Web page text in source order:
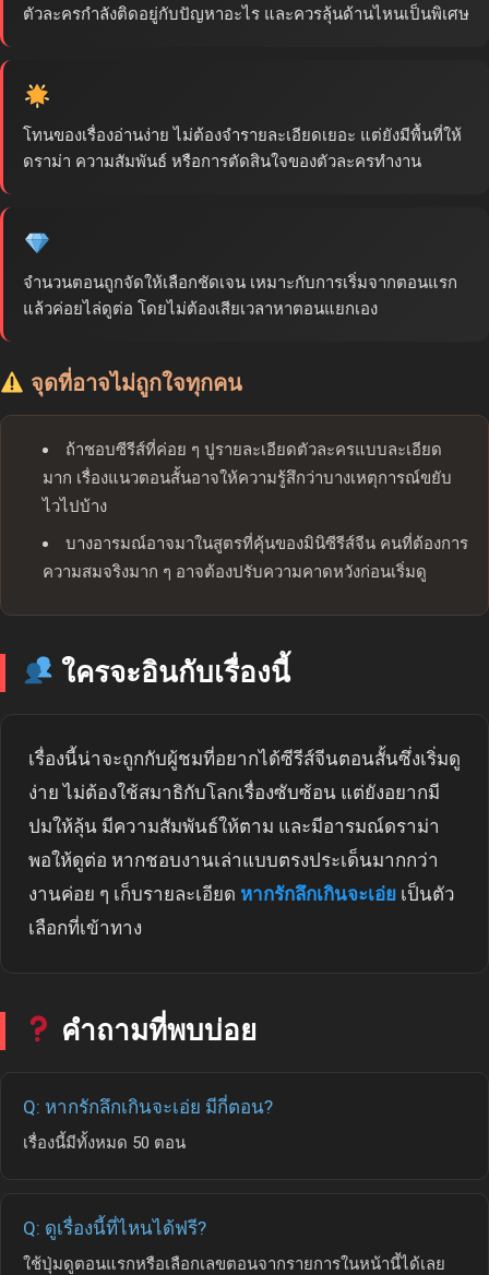
ตัวละครกำลังติดอยู่กับปัญหาอะไร และควรลุ้นด้านไหนเป็นพิเศษ
โทนของเรื่องอ่านง่าย ไม่ต้องจำรายละเอียดเยอะ แต่ยังมีพื้นที่ให้
ดราม่า ความสัมพันธ์ หรือการตัดสินใจของตัวละครทำงาน
จำนวนตอนถูกจัดให้เลือกชัดเจน เหมาะกับการเริ่มจากตอนแรก
แล้วค่อยไล่ดูต่อ โดยไม่ต้องเสียเวลาหาตอนแยกเอง
จุดที่อาจไม่ถูกใจทุกคน
ถ้าชอบซีรีส์ที่ค่อย ๆ ปูรายละเอียดตัวละครแบบละเอียด
มาก เรื่องแนวตอนสั้นอาจให้ความรู้สึกว่าบางเหตุการณ์ขยับ
ไวไปบ้าง
บางอารมณ์อาจมาในสูตรที่คุ้นของมินิซีรีส์จีน คนที่ต้องการ
ความสมจริงมาก ๆ อาจต้องปรับความคาดหวังก่อนเริ่มดู
ใครจะอินกับเรื่องนี้
เรื่องนี้น่าจะถูกกับผู้ชมที่อยากได้ซีรีส์จีนตอนสั้นซึ่งเริ่มดู
ง่าย ไม่ต้องใช้สมาธิกับโลกเรื่องซับซ้อน แต่ยังอยากมี
ปมให้ลุ้น มีความสัมพันธ์ให้ตาม และมีอารมณ์ดราม่า
พอให้ดูต่อ หากชอบงานเล่าแบบตรงประเด็นมากกว่า
งานค่อย ๆ เก็บรายละเอียด หากรักลึกเกินจะเอ่ย เป็นตัว
เลือกที่เข้าทาง
คำถามที่พบบ่อย
Q: หากรักลึกเกินจะเอ่ย มีกี่ตอน?
เรื่องนี้มีทั้งหมด 50 ตอน
Q: ดูเรื่องนี้ที่ไหนได้ฟรี?
ใช้ปุ่มดูตอนแรกหรือเลือกเลขตอนจากรายการในหน้านี้ได้เลย